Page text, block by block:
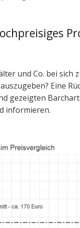
und Co. bei sich
Eine
gezeigten
informieren.